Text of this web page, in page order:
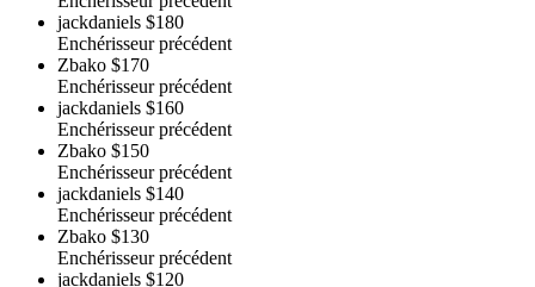
jackdaniels $180
Enchérisseur précédent
Zbako $170
Enchérisseur précédent
jackdaniels $160
Enchérisseur précédent
Zbako $150
Enchérisseur précédent
jackdaniels $140
Enchérisseur précédent
Zbako $130
Enchérisseur précédent
jackdaniels $120